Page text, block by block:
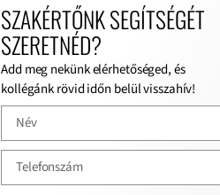
Equipe Art Nouveau Turin
Colour 20×20 padlólap
Kosárba teszem
SZAKÉRTŐNK SEGÍTSÉGÉT
SZERETNÉD?
Add meg nekünk elérhetőséged, és
kollégánk rövid időn belül visszahív!